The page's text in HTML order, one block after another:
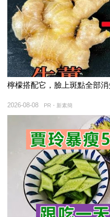
檸檬搭配它，臉上斑點全部
PR・新素簡
2026-08-08